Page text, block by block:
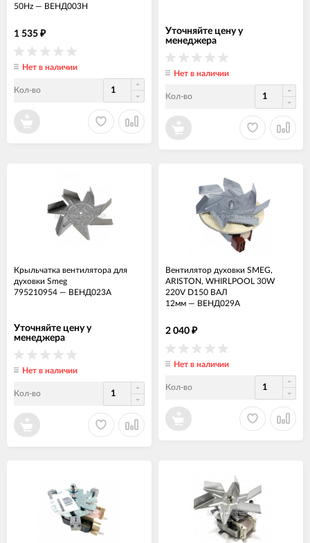
50Hz — ВЕНД003Н
1 535 ₽
Нет в наличии
Кол-во
Уточняйте цену у
менеджера
Нет в наличии
Кол-во
Крыльчатка вентилятора для
духовки Smeg
795210954 — ВЕНД023А
Уточняйте цену у
менеджера
Нет в наличии
Кол-во
Вентилятор духовки SMEG,
ARISTON, WHIRLPOOL 30W
220V D150 ВАЛ
12мм — ВЕНД029А
2 040 ₽
Нет в наличии
Кол-во